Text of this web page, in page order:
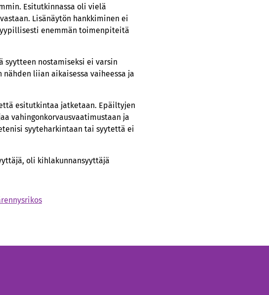
Esitutkinnassa oli vielä
Lisänäytön hankkiminen ei
enemmän toimenpiteitä
nostamiseksi ei varsin
liian aikaisessa vaiheessa ja
esitutkintaa jatketaan. Epäiltyjen
vahingonkorvausvaatimustaan ja
syyteharkintaan tai syytettä ei
oli kihlakunnansyyttäjä